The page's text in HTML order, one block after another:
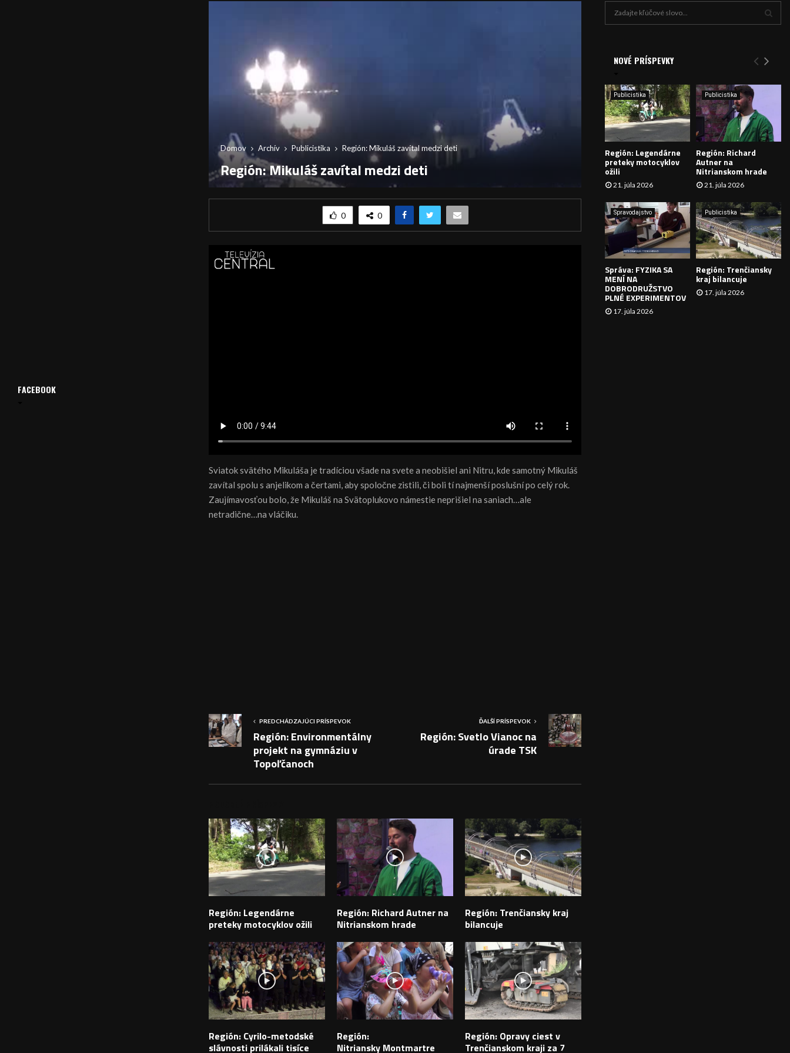
Domov Archív Publicistika Región: Mikuláš zavítal medzi deti
Región: Mikuláš zavítal medzi deti
0 0
Sviatok svätého Mikuláša je tradíciou všade na svete a neobišiel ani Nitru, kde samotný Mikuláš
zavítal spolu s anjelikom a čertami, aby spoločne zistili, či boli tí najmenší poslušní po celý rok.
Zaujímavosťou bolo, že Mikuláš na Svätoplukovo námestie neprišiel na saniach…ale
netradične…na vláčiku.
PREDCHÁDZAJÚCI PRÍSPEVOK
Región: Environmentálny
projekt na gymnáziu v
Topoľčanoch
ĎALŠÍ PRÍSPEVOK
Región: Svetlo Vianoc na
úrade TSK
Región: Legendárne
preteky motocyklov ožili
Región: Richard Autner na
Nitrianskom hrade
Región: Trenčiansky kraj
bilancuje
Región: Cyrilo-metodské
slávnosti prilákali tisíce
Región:
Nitriansky Montmartre
Región: Opravy ciest v
Trenčianskom kraji za 7
FACEBOOK
e
:
Y
H
A
Á
V
A
N
I
NOVÉ PRÍSPEVKY
Publicistika
Región: Legendárne
preteky motocyklov
ožili
21. júla 2026
Publicistika
Región: Richard
Autner na
Nitrianskom hrade
21. júla 2026
Spravodajstvo
Správa: FYZIKA SA
MENÍ NA
DOBRODRUŽSTVO
PLNÉ EXPERIMENTOV
17. júla 2026
Publicistika
Región: Trenčiansky
kraj bilancuje
17. júla 2026